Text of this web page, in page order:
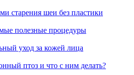
старения шеи без пластики
полезные процедуры
уход за кожей лица
птоз и что с ним делать?